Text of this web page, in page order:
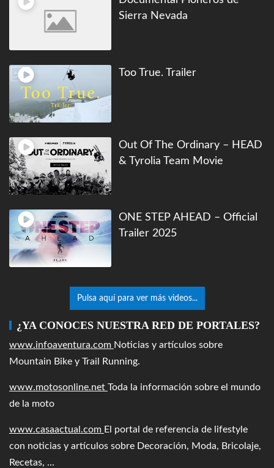
Sierra Nevada
Too True. Trailer
Out Of The Ordinary – HEAD
& Tyrolia Team Movie
ONE STEP AHEAD – Official
Trailer 2025
Pulsa aquí para ver más videos...
¿YA CONOCES NUESTRA RED DE PORTALES?
www.infoaventura.com Noticias y artículos sobre
Mountain Bike y Trail Running.
www.motosonline.net Toda la información sobre el mundo
de la moto
www.casaactual.com El portal de referencia de lifestyle
con noticias y artículos sobre Decoración, Moda, Bricolaje,
Recetas, ...